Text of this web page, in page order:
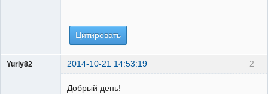
Цитировать
2
Yuriy82 2014-10-21 14:53:19
Добрый день!